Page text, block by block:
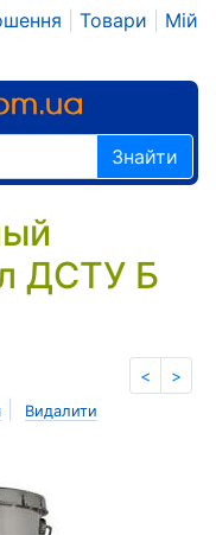
Товари
Мій
Знайти
ДСТУ Б
< >
Видалити